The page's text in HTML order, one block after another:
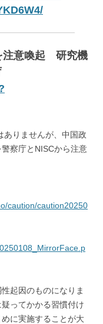
注意喚起 研究機
ありませんが、中国政
察庁とNISCから注意
caution/caution20250
起因のものになりま
ってかかる習慣付け
に実施することが大